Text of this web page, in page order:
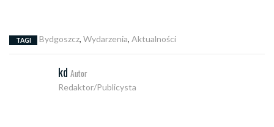
TAGI Bydgoszcz, Wydarzenia, Aktualności
kd Autor
Redaktor/Publicysta